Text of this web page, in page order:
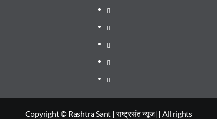
WEB
SERIES
TO
Dehradun
Smart
City
Life
in
Dehradun
Places
to
in
सम्पर्क
Copyright © Rashtra Sant | राष्ट्रसंत न्यूज || All rights